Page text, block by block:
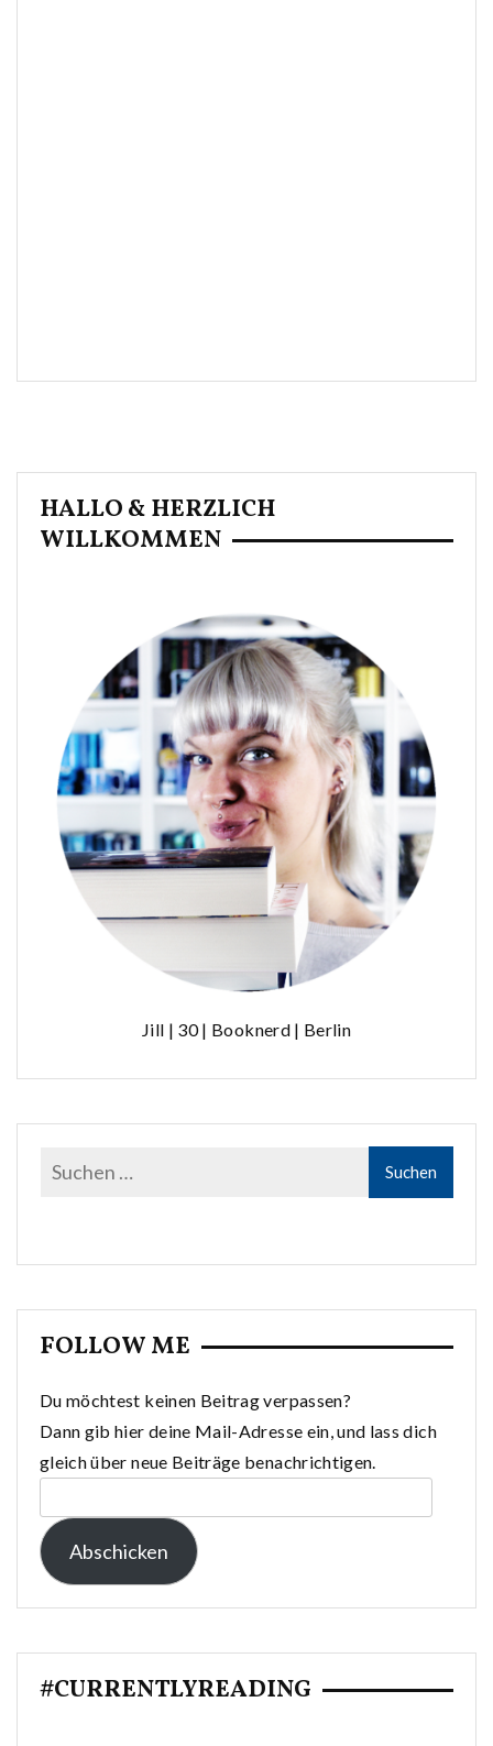
HALLO & HERZLICH
WILLKOMMEN
Jill | 30 | Booknerd | Berlin
FOLLOW ME
Du möchtest keinen Beitrag verpassen?
Dann gib hier deine Mail-Adresse ein, und lass dich
gleich über neue Beiträge benachrichtigen.
Mail-
Adresse:
Abschicken
#CURRENTLYREADING